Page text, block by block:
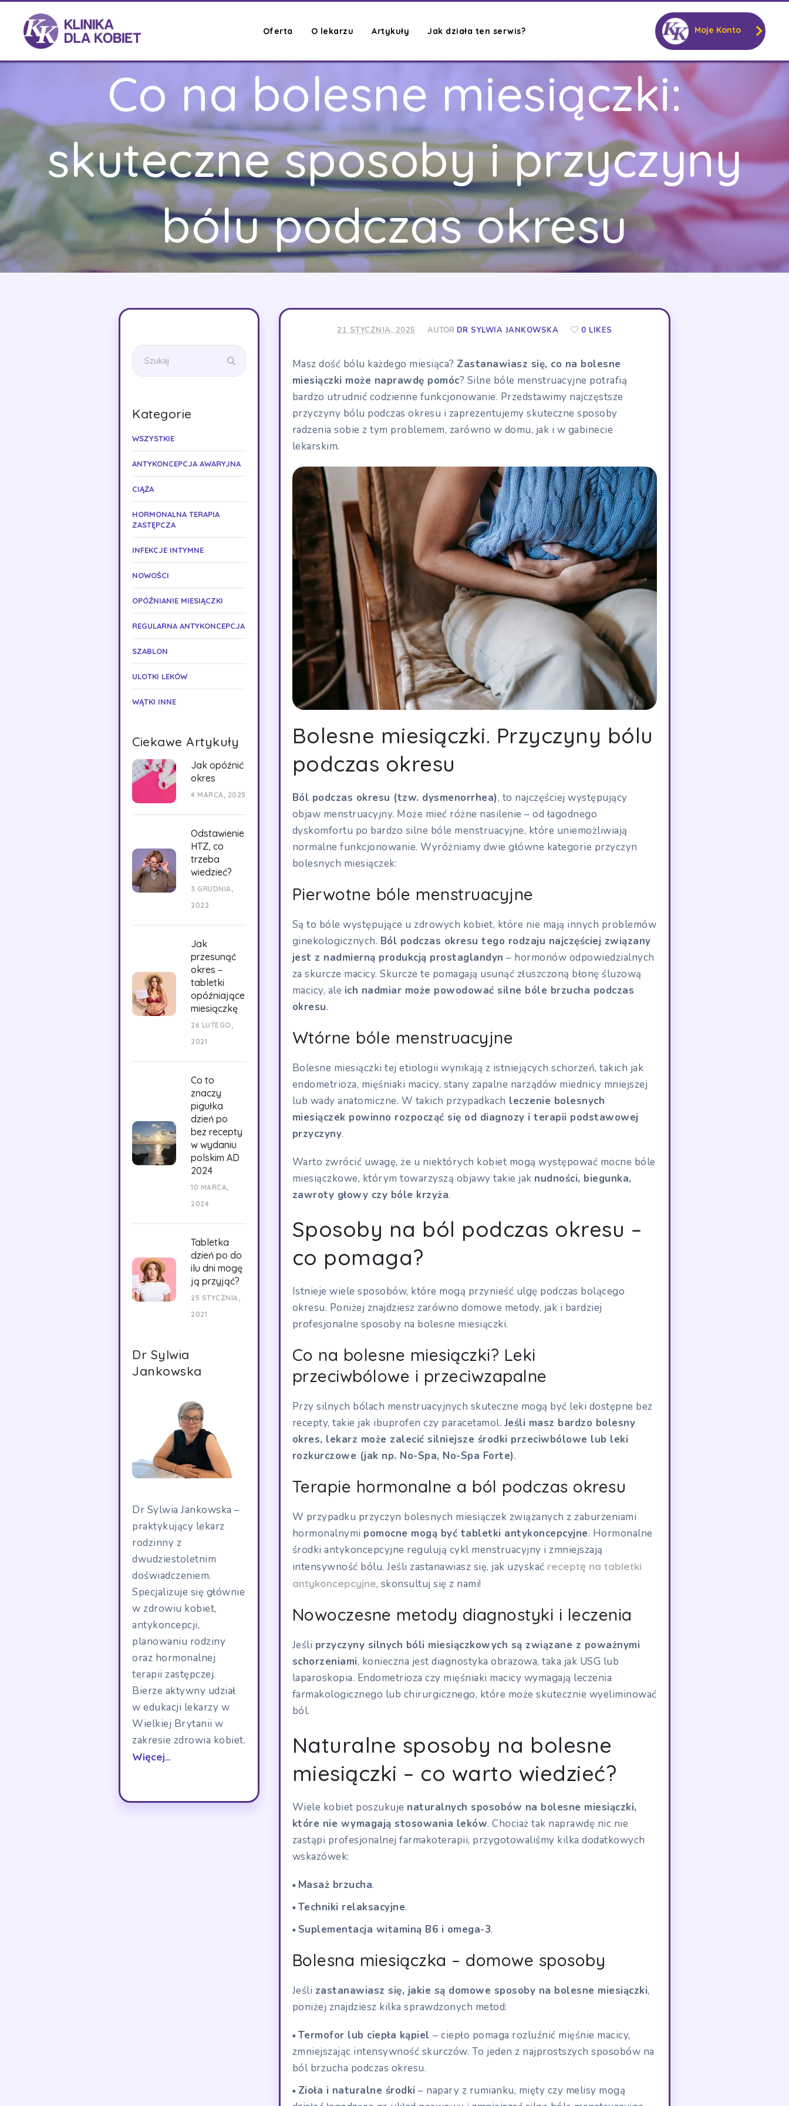
Moje Konto
Oferta O lekarzu Artykuły Jak działa ten serwis?
Co na bolesne miesiączki:
skuteczne sposoby i przyczyny
bólu podczas okresu
21 STYCZNIA, 2025 AUTOR DR SYLWIA JANKOWSKA 0 LIKES
Masz dość bólu każdego miesiąca? Zastanawiasz się, co na bolesne
miesiączki może naprawdę pomóc? Silne bóle menstruacyjne potrafią
bardzo utrudnić codzienne funkcjonowanie. Przedstawimy najczęstsze
przyczyny bólu podczas okresu i zaprezentujemy skuteczne sposoby
radzenia sobie z tym problemem, zarówno w domu, jak i w gabinecie
lekarskim.
Bolesne miesiączki. Przyczyny bólu
podczas okresu
Ból podczas okresu (tzw. dysmenorrhea), to najczęściej występujący
objaw menstruacyjny. Może mieć różne nasilenie – od łagodnego
dyskomfortu po bardzo silne bóle menstruacyjne, które uniemożliwiają
normalne funkcjonowanie. Wyróżniamy dwie główne kategorie przyczyn
bolesnych miesiączek:
Pierwotne bóle menstruacyjne
Są to bóle występujące u zdrowych kobiet, które nie mają innych problemów
ginekologicznych. Ból podczas okresu tego rodzaju najczęściej związany
jest z nadmierną produkcją prostaglandyn – hormonów odpowiedzialnych
za skurcze macicy. Skurcze te pomagają usunąć złuszczoną błonę śluzową
macicy, ale ich nadmiar może powodować silne bóle brzucha podczas
okresu.
Wtórne bóle menstruacyjne
Bolesne miesiączki tej etiologii wynikają z istniejących schorzeń, takich jak
endometrioza, mięśniaki macicy, stany zapalne narządów miednicy mniejszej
lub wady anatomiczne. W takich przypadkach leczenie bolesnych
miesiączek powinno rozpocząć się od diagnozy i terapii podstawowej
przyczyny.
Warto zwrócić uwagę, że u niektórych kobiet mogą występować mocne bóle
miesiączkowe, którym towarzyszą objawy takie jak nudności, biegunka,
zawroty głowy czy bóle krzyża.
Sposoby na ból podczas okresu –
co pomaga?
Istnieje wiele sposobów, które mogą przynieść ulgę podczas bolącego
okresu. Poniżej znajdziesz zarówno domowe metody, jak i bardziej
profesjonalne sposoby na bolesne miesiączki.
Co na bolesne miesiączki? Leki
przeciwbólowe i przeciwzapalne
Przy silnych bólach menstruacyjnych skuteczne mogą być leki dostępne bez
recepty, takie jak ibuprofen czy paracetamol. Jeśli masz bardzo bolesny
okres, lekarz może zalecić silniejsze środki przeciwbólowe lub leki
rozkurczowe (jak np. No-Spa, No-Spa Forte).
Terapie hormonalne a ból podczas okresu
W przypadku przyczyn bolesnych miesiączek związanych z zaburzeniami
hormonalnymi pomocne mogą być tabletki antykoncepcyjne. Hormonalne
środki antykoncepcyjne regulują cykl menstruacyjny i zmniejszają
intensywność bólu. Jeśli zastanawiasz się, jak uzyskać receptę na tabletki
antykoncepcyjne, skonsultuj się z nami!
Nowoczesne metody diagnostyki i leczenia
Jeśli przyczyny silnych bóli miesiączkowych są związane z poważnymi
schorzeniami, konieczna jest diagnostyka obrazowa, taka jak USG lub
laparoskopia. Endometrioza czy mięśniaki macicy wymagają leczenia
farmakologicznego lub chirurgicznego, które może skutecznie wyeliminować
ból.
Naturalne sposoby na bolesne
miesiączki – co warto wiedzieć?
Wiele kobiet poszukuje naturalnych sposobów na bolesne miesiączki,
które nie wymagają stosowania leków. Chociaż tak naprawdę nic nie
zastąpi profesjonalnej farmakoterapii, przygotowaliśmy kilka dodatkowych
wskazówek:
Masaż brzucha.
Techniki relaksacyjne.
Suplementacja witaminą B6 i omega-3.
Bolesna miesiączka – domowe sposoby
Jeśli zastanawiasz się, jakie są domowe sposoby na bolesne miesiączki,
poniżej znajdziesz kilka sprawdzonych metod:
Termofor lub ciepła kąpiel– ciepło pomaga rozluźnić mięśnie macicy,
zmniejszając intensywność skurczów. To jeden z najprostszych sposobów na
ból brzucha podczas okresu.
Zioła i naturalne środki – napary z rumianku, mięty czy melisy mogą
Kategorie
WSZYSTKIE
ANTYKONCEPCJA AWARYJNA
CIĄŻA
HORMONALNA TERAPIA
ZASTĘPCZA
INFEKCJE INTYMNE
NOWOŚCI
OPÓŹNIANIE MIESIĄCZKI
REGULARNA ANTYKONCEPCJA
SZABLON
ULOTKI LEKÓW
WĄTKI INNE
Ciekawe Artykuły
Jak opóźnić
okres
4 MARCA, 2025
Odstawienie
HTZ, co
trzeba
wiedzieć?
3 GRUDNIA,
2022
Jak
przesunąć
okres –
tabletki
opóźniające
miesiączkę
26 LUTEGO,
2021
Co to
znaczy
pigułka
dzień po
bez recepty
w wydaniu
polskim AD
2024
10 MARCA,
2024
Tabletka
dzień po do
ilu dni mogę
ją przyjąć?
25 STYCZNIA,
2021
Dr Sylwia
Jankowska
Dr Sylwia Jankowska –
praktykujący lekarz
rodzinny z
dwudziestoletnim
doświadczeniem.
Specjalizuje się głównie
w zdrowiu kobiet,
antykoncepcji,
planowaniu rodziny
oraz hormonalnej
terapii zastępczej.
Bierze aktywny udział
w edukacji lekarzy w
Wielkiej Brytanii w
zakresie zdrowia kobiet.
Więcej…